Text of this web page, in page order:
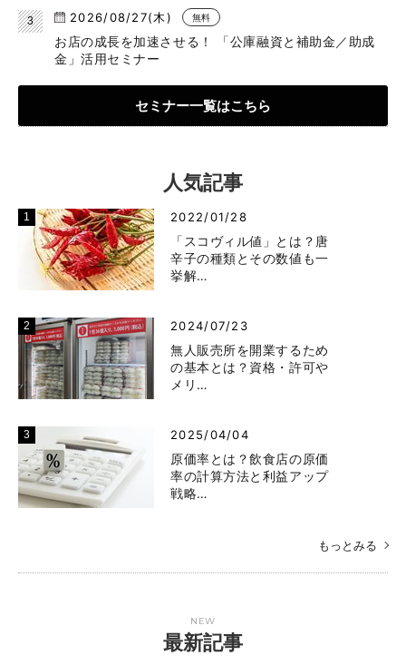
2026/08/27(木) 無料
お店の成長を加速させる！ 「公庫融資と補助金／助成
金」活用セミナー
セミナー一覧はこちら
人気記事
2022/01/28
「スコヴィル値」とは？唐
辛子の種類とその数値も一
挙解…
2024/07/23
無人販売所を開業するため
の基本とは？資格・許可や
メリ…
2025/04/04
原価率とは？飲食店の原価
率の計算方法と利益アップ
戦略…
もっとみる
NEW
最新記事